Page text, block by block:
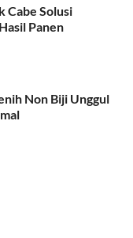
Cabe Solusi
Panen
Non Biji Unggul